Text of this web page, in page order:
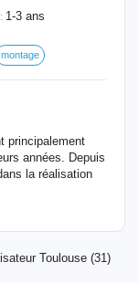
1-3 ans
montage
principalement
années. Depuis
la réalisation
Toulouse (31)